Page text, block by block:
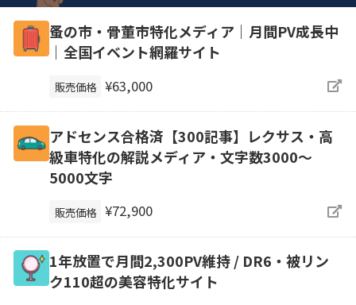
蚤の市・骨董市特化メディア｜月間PV成長中
｜全国イベント網羅サイト
販売価格 ¥63,000
アドセンス合格済【300記事】レクサス・高
級車特化の解説メディア・文字数3000～
5000文字
販売価格 ¥72,900
1年放置で月間2,300PV維持 / DR6・被リン
ク110超の美容特化サイト